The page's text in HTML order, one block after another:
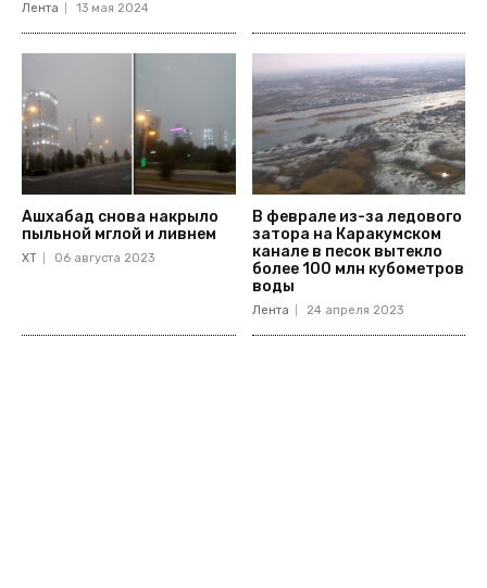
Лента 13 мая 2024
Ашхабад снова накрыло
пыльной мглой и ливнем
ХТ 06 августа 2023
В феврале из-за ледового
затора на Каракумском
канале в песок вытекло
более 100 млн кубометров
воды
Лента 24 апреля 2023